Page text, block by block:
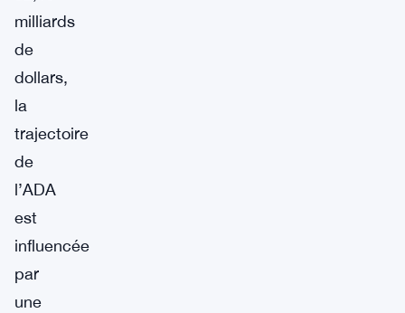
milliards
de
dollars,
la
trajectoire
de
l’ADA
est
influencée
par
une